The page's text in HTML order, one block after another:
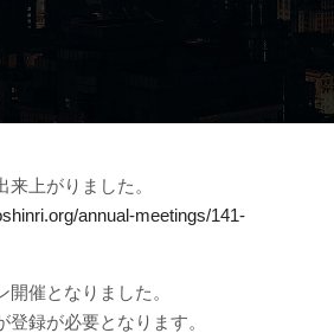
上がりました。
annual-meetings/141-
催となりました。
録が必要となります。